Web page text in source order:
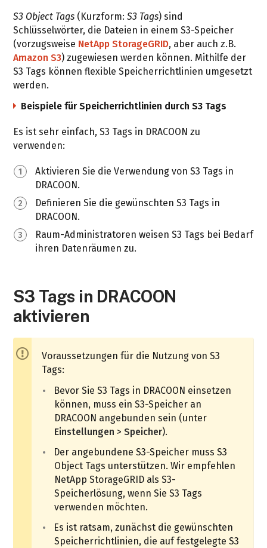
S3 Object Tags (Kurzform:S3 Tags) sind
Schlüsselwörter, die Dateien in einem S3-Speicher
(vorzugsweise NetApp StorageGRID, aber auch z.B.
Amazon S3) zugewiesen werden können. Mithilfe der
S3 Tags können flexible Speicherrichtlinien umgesetzt
werden.
Beispiele für Speicherrichtlinien durch S3 Tags
sensiblen Datenräumen automatisch in einem
Rechenzentrum der höchsten Sicherheitsstufe
Ort auf der Erde.
Eine weitere Möglichkeit stellt die
georedundante Speicherung von Daten dar.
Hierbei wird dem Client für den Down- und
Upload der Objects immer der nächstgelegene
günstigste Storage-Knoten angeboten.
nach 10 Jahren löschen und werden bis zum
Ablauf der Frist revisionssicher archiviert.
enorme Flexibilität bei der Datenspeicherung im
S3-Backend.
Es ist sehr einfach, S3 Tags in DRACOON zu
verwenden:
Aktivieren Sie die Verwendung von S3 Tags in
DRACOON.
Definieren Sie die gewünschten S3 Tags in
DRACOON.
Raum-Administratoren weisen S3 Tags bei Bedarf
ihren Datenräumen zu.
S3 Tags in DRACOON
aktivieren
Voraussetzungen für die Nutzung von S3
Tags:
Bevor Sie S3 Tags in DRACOON einsetzen
können, muss ein S3-Speicher an
DRACOON angebunden sein (unter
Einstellungen >Speicher).
Der angebundene S3-Speicher muss S3
Object Tags unterstützen. Wir empfehlen
NetApp StorageGRID als S3-
Speicherlösung, wenn Sie S3 Tags
verwenden möchten.
Es ist ratsam, zunächst die gewünschten
Speicherrichtlinien, die auf festgelegte S3